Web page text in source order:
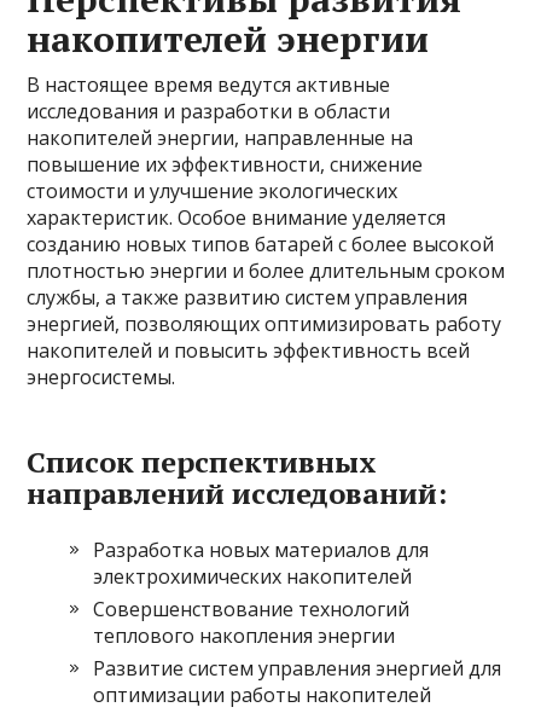
накопителей энергии
В настоящее время ведутся активные
исследования и разработки в области
накопителей энергии, направленные на
повышение их эффективности, снижение
стоимости и улучшение экологических
характеристик. Особое внимание уделяется
созданию новых типов батарей с более высокой
плотностью энергии и более длительным сроком
службы, а также развитию систем управления
энергией, позволяющих оптимизировать работу
накопителей и повысить эффективность всей
энергосистемы.
Список перспективных
направлений исследований:
Разработка новых материалов для
электрохимических накопителей
Совершенствование технологий
теплового накопления энергии
Развитие систем управления энергией для
оптимизации работы накопителей